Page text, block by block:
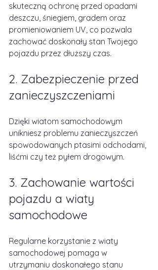
skuteczną ochronę przed opadami
deszczu, śniegiem, gradem oraz
promieniowaniem UV, co pozwala
zachować doskonały stan Twojego
pojazdu przez dłuższy czas.
2. Zabezpieczenie przed
zanieczyszczeniami
Dzięki wiatom samochodowym
unikniesz problemu zanieczyszczeń
spowodowanych ptasimi odchodami,
liśćmi czy też pyłem drogowym.
3. Zachowanie wartości
pojazdu a wiaty
samochodowe
Regularne korzystanie z wiaty
samochodowej pomaga w
utrzymaniu doskonałego stanu